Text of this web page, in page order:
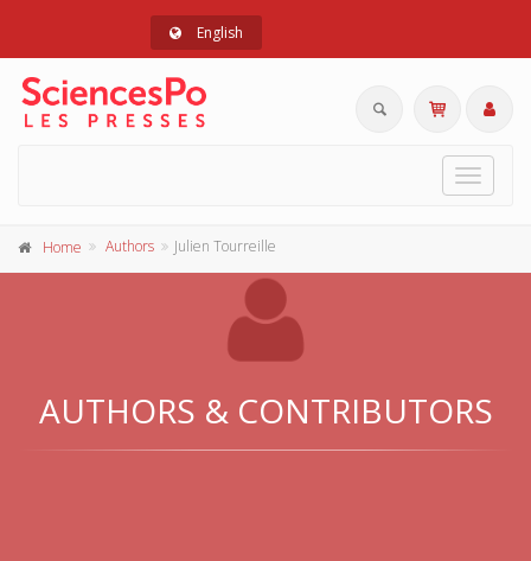
English
Toggle
Home Authors Julien Tourreille
AUTHORS & CONTRIBUTORS